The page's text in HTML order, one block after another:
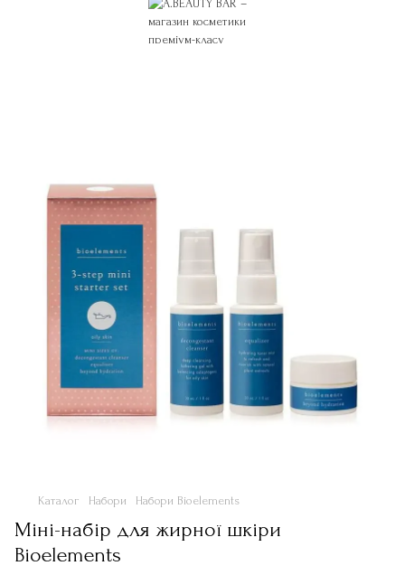
Каталог Набори Набори Bioelements
Міні-набір для жирної шкіри
Bioelements